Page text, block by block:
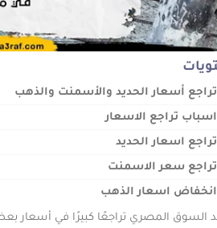
تراجع أسعار الحديد والأسمنت والذهب
اسباب تراجع الاسعار
تراجع اسعار الحديد
تراجع سعر الاسمنت
انخفاض اسعار الذهب
المصري تراجعًا كبيرًا في أسعار بعض